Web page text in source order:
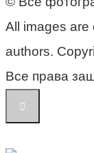
All images are
authors.
Все права